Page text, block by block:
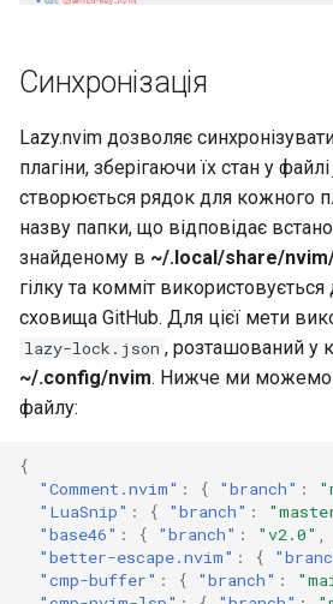
Синхронізація
Lazy.nvim дозволяє
плагіни, зберігаючи їх стан у файлі
створюється рядок для кожного
назву папки, що відповідає
знайденому в ~/.local/share/
гілку та комміт використовується
сховища GitHub. Для цієї мети
lazy-lock.json , розташований у
~/.config/nvim. Нижче ми можемо
файлу:
{
"Comment.nvim" : { "branch" :
"LuaSnip" : { "branch" :
"base46" : { "branch" : "v2.0" ,
"better-escape.nvim" : {
"cmp-buffer" : { "branch" :